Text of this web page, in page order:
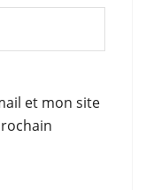
et mon site